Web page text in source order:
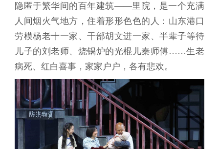
隐匿于繁华间的百年建筑——里院，是一个充满
人间烟火气地方，住着形形色色的人：山东港口
劳模杨老十一家、干部胡文进一家、半辈子等待
儿子的刘老师、烧锅炉的光棍儿秦师傅……生老
病死、红白喜事，家家户户，各有悲欢。